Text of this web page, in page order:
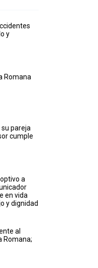
y
Romana
pareja
cumple
a
en vida
y dignidad
al
Romana;